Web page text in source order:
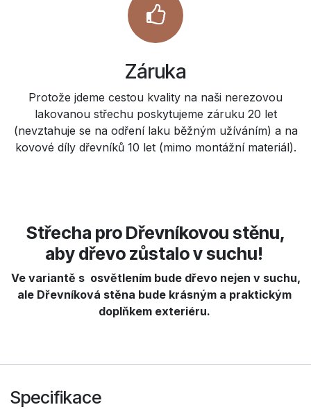
Záruka
Protože jdeme cestou kvality na naši nerezovou
lakovanou střechu poskytujeme záruku 20 let
(nevztahuje se na odření laku běžným užíváním) a na
kovové díly dřevníků 10 let (mimo montážní materiál).
Střecha pro Dřevníkovou stěnu,
aby dřevo zůstalo v suchu!
Ve variantě s osvětlením bude dřevo nejen v suchu,
ale Dřevníková stěna bude krásným a praktickým
doplňkem exteriéru.​
Specifikace